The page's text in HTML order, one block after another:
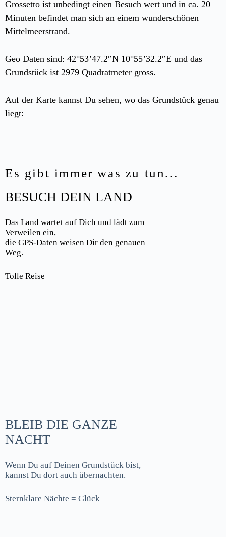
Grossetto ist unbedingt einen Besuch wert und in ca. 20
Minuten befindet man sich an einem wunderschönen
Mittelmeerstrand.
Geo Daten sind: 42°53’47.2″N 10°55’32.2″E und das
Grundstück ist 2979 Quadratmeter gross.
Auf der Karte kannst Du sehen, wo das Grundstück genau
liegt:
Es gibt immer was zu tun...
BESUCH DEIN LAND
Das Land wartet auf Dich und lädt zum
Verweilen ein,
die GPS-Daten weisen Dir den genauen
Weg.
Tolle Reise
BLEIB DIE GANZE
NACHT
Wenn Du auf Deinen Grundstück bist,
kannst Du dort auch übernachten.
Sternklare Nächte = Glück